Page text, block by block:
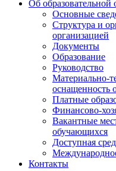
Об образовательной
Основные
Структура и
организацией
Документы
Образование
Руководство
Материально-
оснащенность
Платные
Финансово-
Вакантные
обучающихся
Доступная
Контакты